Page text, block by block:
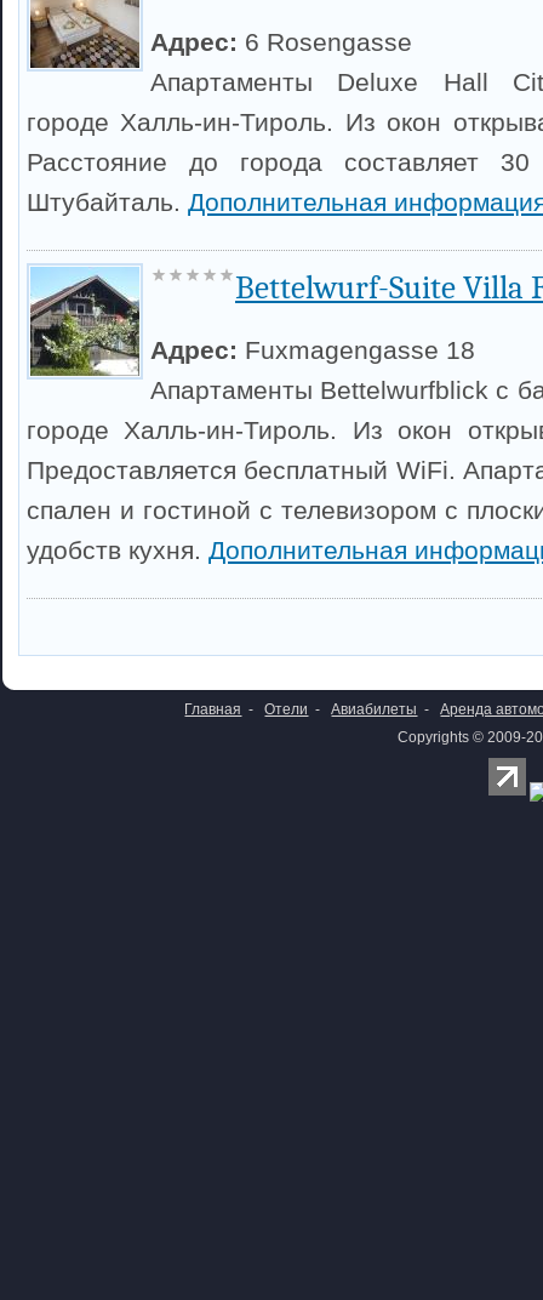
Адрес: 6 Rosengasse
Апартаменты Deluxe Hall
городе Халль-ин-Тироль. Из окон
Расстояние до города составляет
Штубайталь. Дополнительная
Bettelwurf-Suite Villa
Адрес: Fuxmagengasse 18
Апартаменты Bettelwurfblick с
городе Халль-ин-Тироль. Из окон
Предоставляется бесплатный WiFi.
спален и гостиной с телевизором с
удобств кухня. Дополнительная
Главная - Отели - Авиабилеты -
Аренда
Copyrights © 2009-